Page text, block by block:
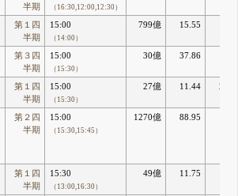
半期
（16:30,12:00,12:30）
第１四
半期
15:00
（14:00）
799億 15.55
第３四
半期
15:00
（15:30）
30億 37.86
第１四
半期
15:00
（15:30）
27億 11.44
第２四
半期
15:00
（15:30,15:45）
1270億 88.95
第１四
半期
15:30
（13:00,16:30）
49億 11.75